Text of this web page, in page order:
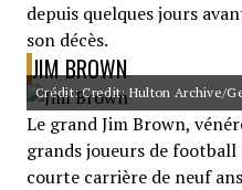
depuis quelques jours
son décès.
JIM BROWN
Crédit: Credit: Hulton Archive/
Le grand Jim Brown,
grands joueurs de
courte carrière de neuf